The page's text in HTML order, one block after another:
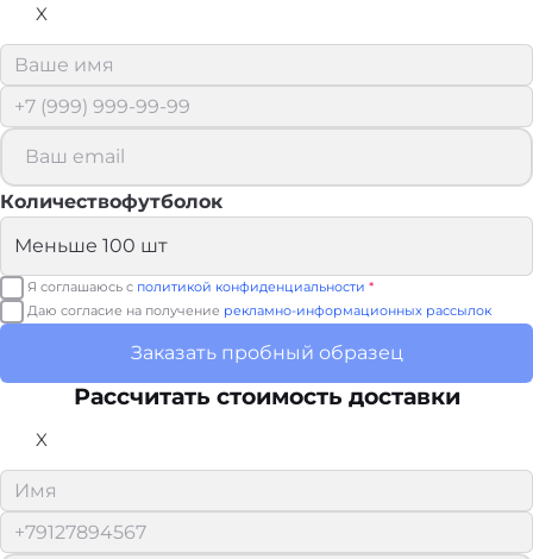
X
Количествофутболок
Я соглашаюсь с политикой конфиденциальности *
Даю согласие на получение рекламно-информационных рассылок
Заказать пробный образец
Рассчитать стоимость доставки
X